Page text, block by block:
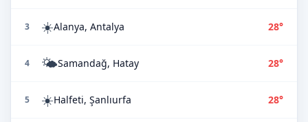
3 ☀️Alanya, Antalya 28°
4 🌤️Samandağ, Hatay 28°
5 ☀️Halfeti, Şanlıurfa 28°